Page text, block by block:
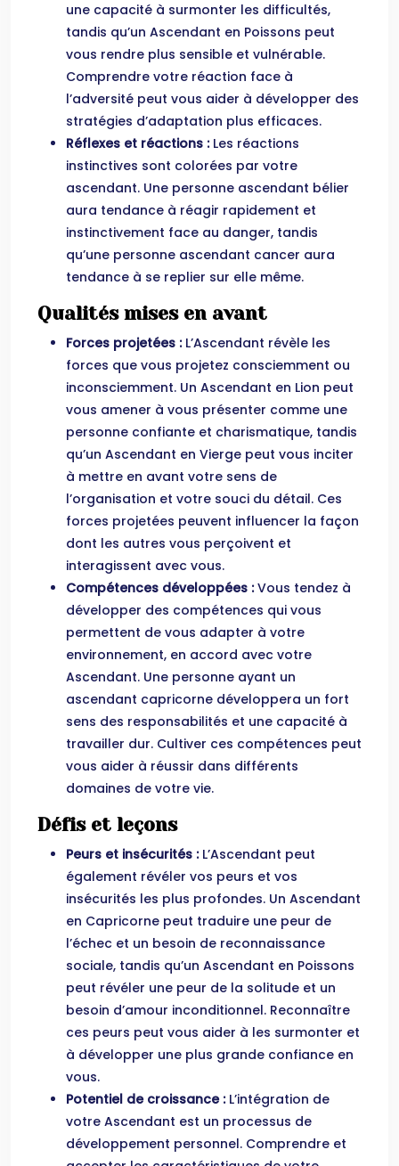
une capacité à surmonter les difficultés,
tandis qu’un Ascendant en Poissons peut
vous rendre plus sensible et vulnérable.
Comprendre votre réaction face à
l’adversité peut vous aider à développer des
stratégies d’adaptation plus efficaces.
Réflexes et réactions : Les réactions
instinctives sont colorées par votre
ascendant. Une personne ascendant bélier
aura tendance à réagir rapidement et
instinctivement face au danger, tandis
qu’une personne ascendant cancer aura
tendance à se replier sur elle même.
Qualités mises en avant
Forces projetées : L’Ascendant révèle les
forces que vous projetez consciemment ou
inconsciemment. Un Ascendant en Lion peut
vous amener à vous présenter comme une
personne confiante et charismatique, tandis
qu’un Ascendant en Vierge peut vous inciter
à mettre en avant votre sens de
l’organisation et votre souci du détail. Ces
forces projetées peuvent influencer la façon
dont les autres vous perçoivent et
interagissent avec vous.
Compétences développées :Vous tendez à
développer des compétences qui vous
permettent de vous adapter à votre
environnement, en accord avec votre
Ascendant. Une personne ayant un
ascendant capricorne développera un fort
sens des responsabilités et une capacité à
travailler dur. Cultiver ces compétences peut
vous aider à réussir dans différents
domaines de votre vie.
Défis et leçons
Peurs et insécurités : L’Ascendant peut
également révéler vos peurs et vos
insécurités les plus profondes. Un Ascendant
en Capricorne peut traduire une peur de
l’échec et un besoin de reconnaissance
sociale, tandis qu’un Ascendant en Poissons
peut révéler une peur de la solitude et un
besoin d’amour inconditionnel. Reconnaître
ces peurs peut vous aider à les surmonter et
à développer une plus grande confiance en
vous.
Potentiel de croissance : L’intégration de
votre Ascendant est un processus de
développement personnel. Comprendre et